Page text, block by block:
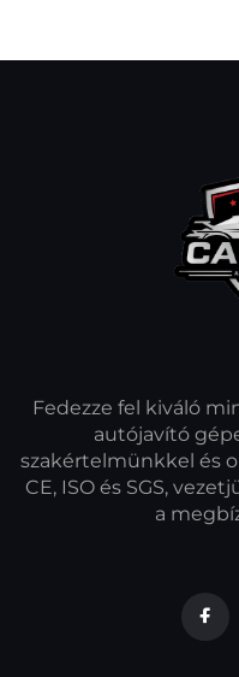
Fedezze fel kiváló
autójavító
szakértelmünkkel és
CE, ISO és SGS,
a